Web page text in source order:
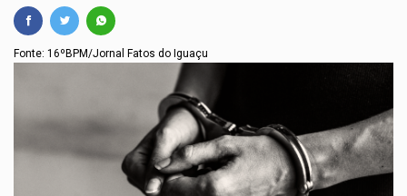
Fonte: 16ºBPM/Jornal Fatos do Iguaçu